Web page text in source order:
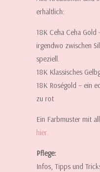
erhältlich:
18K Ceha Ceha
irgendwo zwischen
speziell.
18K Klassisches
18K Roségold – ein
zu rot
Ein Farbmuster mit
hier.
Pflege:
Infos, Tipps und